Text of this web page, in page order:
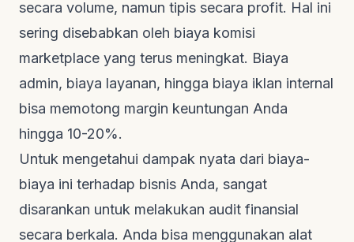
secara volume, namun tipis secara profit. Hal ini
sering disebabkan oleh biaya komisi
marketplace yang terus meningkat. Biaya
admin, biaya layanan, hingga biaya iklan internal
bisa memotong margin keuntungan Anda
hingga 10-20%.
Untuk mengetahui dampak nyata dari biaya-
biaya ini terhadap bisnis Anda, sangat
disarankan untuk melakukan audit finansial
secara berkala. Anda bisa menggunakan alat